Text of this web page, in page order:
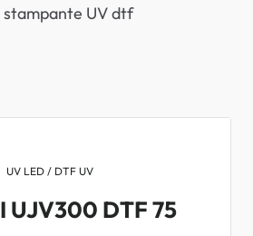
stampante UV dtf
UV LED / DTF UV
UJV300 DTF 75